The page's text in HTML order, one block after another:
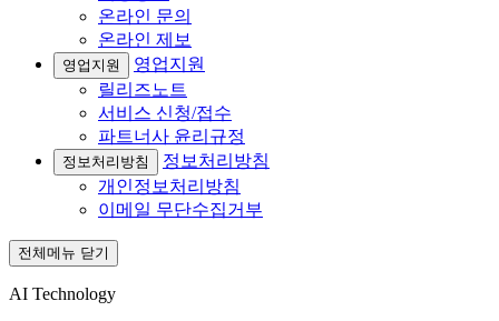
온라인 문의
온라인 제보
영업지원
영업지원
릴리즈노트
서비스 신청/접수
파트너사 윤리규정
정보처리방침
정보처리방침
개인정보처리방침
이메일 무단수집거부
전체메뉴 닫기
AI Technology